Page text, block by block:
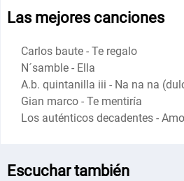
Las mejores canciones
Carlos baute - Te regalo
N´samble - Ella
A.b. quintanilla iii - Na na na
Gian marco - Te mentiría
Los auténticos decadentes -
Escuchar también